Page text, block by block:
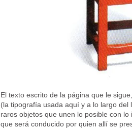
El texto escrito de la página que le
(la tipografía usada aquí y a lo largo
raros objetos que unen lo posible con
que será conducido por quien allí se